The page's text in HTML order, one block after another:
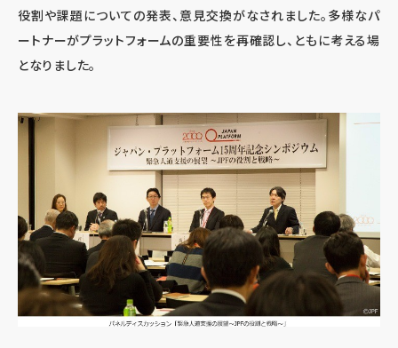
役割や課題についての発表、意見交換がなされました。多様なパ
ートナーがプラットフォームの重要性を再確認し、ともに考える場
となりました。